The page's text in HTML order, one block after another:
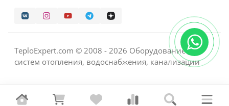
TeploExpert.com © 2008 - 2026 Оборудование для
систем отопления, водоснабжения, канализации